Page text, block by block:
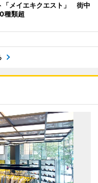
「メイエキクエスト」 街中
種類超